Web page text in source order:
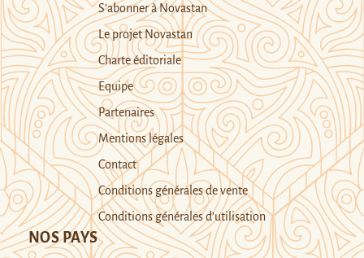
S’abonner à Novastan
Le projet Novastan
Charte éditoriale
Equipe
Partenaires
Mentions légales
Contact
Conditions générales de vente
Conditions générales d’utilisation
NOS PAYS